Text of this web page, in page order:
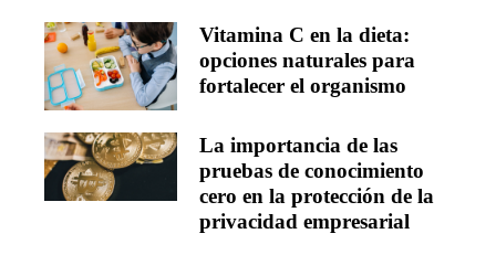
Vitamina C en la dieta:
opciones naturales para
fortalecer el organismo
La importancia de las
pruebas de conocimiento
cero en la protección de la
privacidad empresarial